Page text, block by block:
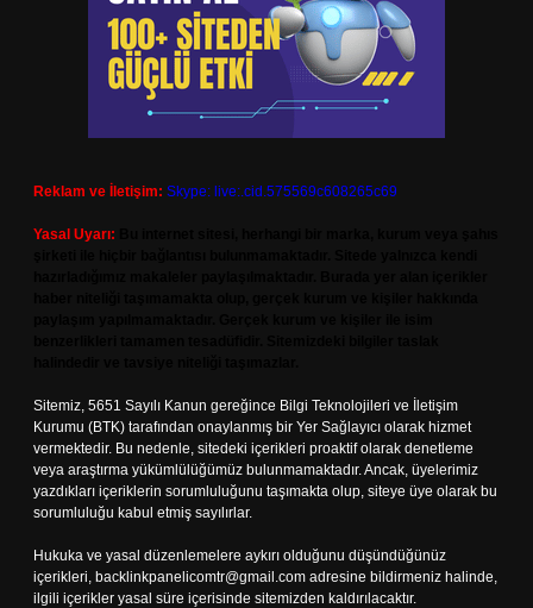
Reklam ve İletişim: Skype: live:.cid.575569c608265c69
Yasal Uyarı:
Sitemiz, 5651 Sayılı Kanun gereğince Bilgi Teknolojileri ve İletişim
Kurumu (BTK) tarafından onaylanmış bir Yer Sağlayıcı olarak hizmet
vermektedir. Bu nedenle, sitedeki içerikleri proaktif olarak denetleme
veya araştırma yükümlülüğümüz bulunmamaktadır. Ancak, üyelerimiz
yazdıkları içeriklerin sorumluluğunu taşımakta olup, siteye üye olarak bu
sorumluluğu kabul etmiş sayılırlar.
Hukuka ve yasal düzenlemelere aykırı olduğunu düşündüğünüz
içerikleri, backlinkpanelicomtr@gmail.com adresine bildirmeniz halinde,
ilgili içerikler yasal süre içerisinde sitemizden kaldırılacaktır.